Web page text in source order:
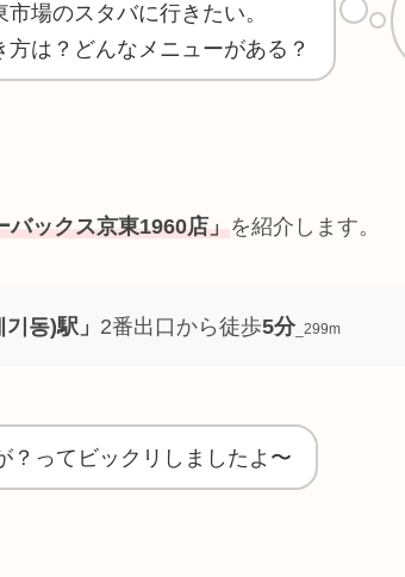
市場のスタバに行きたい。
方は？どんなメニューがある？
バックス京東1960店」を紹介します。
동)駅」 2番出口から徒歩5分_299m
？ってビックリしましたよ〜